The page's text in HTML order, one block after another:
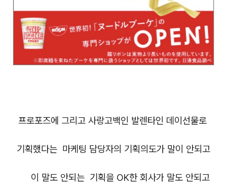
프로포즈에 그리고 사랑고백인 발렌타인 데이선물로
기획했다는 마케팅 담당자의 기획의도가 말이 안되고
이 말도 안되는 기획을 OK한 회사가 말도 안되고